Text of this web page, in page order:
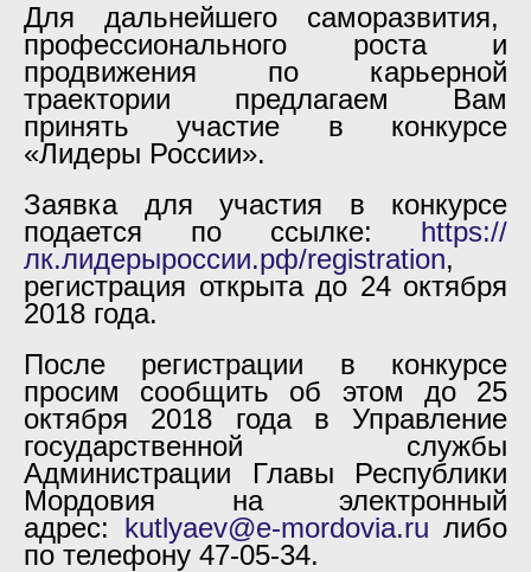
Для дальнейшего саморазвития,
профессионального роста и
продвижения по карьерной
траектории предлагаем Вам
принять участие в конкурсе
«Лидеры России».
Заявка для участия в конкурсе
подается по ссылке: https://
лк.лидерыроссии.рф/registration,
регистрация открыта до 24 октября
2018 года.
После регистрации в конкурсе
просим сообщить об этом до 25
октября 2018 года в Управление
государственной службы
Администрации Главы Республики
Мордовия на электронный
адрес: kutlyaev@e-mordovia.ru либо
по телефону 47-05-34.